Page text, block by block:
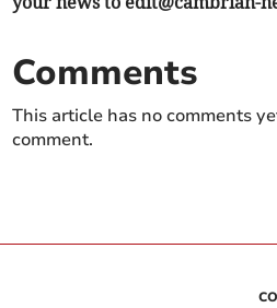
Comments
This article has no comments
comment.